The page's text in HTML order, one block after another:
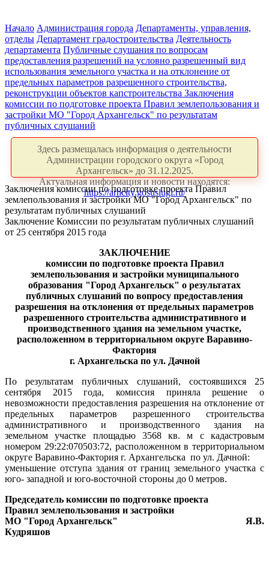
Начало Администрация города Департаменты, управления,
отделы Департамент градостроительства Деятельность
департамента Публичные слушания по вопросам
предоставления разрешений на условно разрешенный вид
использования земельного участка и на отклонение от
предельных параметров разрешенного строительства,
реконструкции объектов капстроительства Заключения
комиссии по подготовке проекта Правил землепользования и
застройки МО "Город Архангельск" по результатам
публичных слушаний
Здесь размещалась информация о деятельности
Администрации городского округа «Город
Архангельск» до 31.12.2025.
Актуальная информация и новости находятся:
https://arhcity.gosuslugi.ru/
Заключения комиссии по подготовке проекта Правил
землепользования и застройки МО "Город Архангельск" по
результатам публичных слушаний
Заключение Комиссии по результатам публичных слушаний
от 25 сентября 2015 года
ЗАКЛЮЧЕНИЕ
комиссии по подготовке проекта Правил
землепользования и застройки муниципального
образования "Город Архангельск" о результатах
публичных слушаний по вопросу предоставления
разрешения на отклонения от предельных параметров
разрешенного строительства административного и
производственного здания на земельном участке,
расположенном в территориальном округе Варавино-
Фактория
г. Архангельска по ул. Дачной
По результатам публичных слушаний, состоявшихся 25
сентября 2015 года, комиссия приняла решение о
невозможности предоставления разрешения на отклонение от
предельных параметров разрешенного строительства
административного и производственного здания на
земельном участке площадью 3568 кв. м с кадастровым
номером 29:22:070503:72, расположенном в территориальном
округе Варавино-Фактория г. Архангельска по ул. Дачной:
уменьшение отступа здания от границ земельного участка с
юго- западной и юго-восточной стороны до 0 метров.
Председатель комиссии по подготовке проекта
Правил землепользования и застройки
МО "Город Архангельск"
Я.В.
Кудряшов